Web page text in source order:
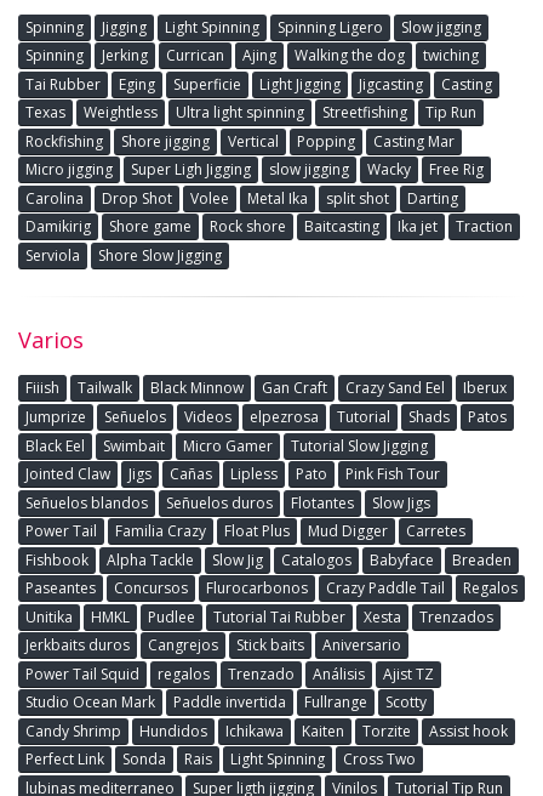
Spinning Jigging Light Spinning Spinning Ligero
Slow jigging
Spinning
Jerking Currican Ajing Walking the dog
twiching
Tai Rubber
Eging Superficie Light Jigging Jigcasting
Casting
Texas
Weightless Ultra light spinning Streetfishing
Tip Run
Rockfishing
Shore jigging Vertical Popping
Casting Mar
Micro jigging
Super Ligh Jigging slow jigging Wacky
Free Rig
Carolina
Drop Shot Volee Metal Ika split shot
Darting
Damikirig
Shore game Rock shore Baitcasting Ika jet
Traction
Serviola
Shore Slow Jigging
Varios
Fiiish Tailwalk Black Minnow Gan Craft Crazy Sand Eel
Iberux
Jumprize
Señuelos Videos elpezrosa Tutorial Shads
Patos
Black Eel
Swimbait Micro Gamer
Tutorial Slow Jigging
Jointed Claw
Jigs Cañas Lipless Pato
Pink Fish Tour
Señuelos blandos
Señuelos duros Flotantes
Slow Jigs
Power Tail
Familia Crazy Float Plus Mud Digger
Carretes
Fishbook
Alpha Tackle Slow Jig Catalogos Babyface
Breaden
Paseantes
Concursos Flurocarbonos Crazy Paddle Tail
Regalos
Unitika
HMKL Pudlee Tutorial Tai Rubber Xesta
Trenzados
Jerkbaits duros
Cangrejos Stick baits
Aniversario
Power Tail Squid
regalos Trenzado Análisis
Ajist TZ
Studio Ocean Mark
Paddle invertida Fullrange
Scotty
Candy Shrimp
Hundidos Ichikawa Kaiten Torzite
Assist hook
Perfect Link
Sonda Rais Light Spinning
Cross Two
lubinas mediterraneo
Super ligth jigging Vinilos
Tutorial Tip Run